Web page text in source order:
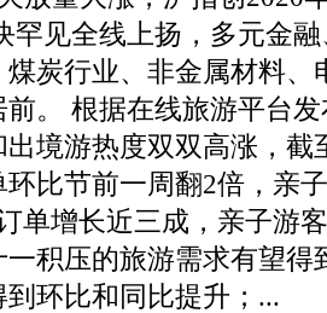
罕见全线上扬，多元金
煤炭行业、非金属材料、
。 根据在线旅游平台
境游热度双双高涨，截
比节前一周翻2倍，亲
单增长近三成，亲子游
积压的旅游需求有望得
环比和同比提升；...